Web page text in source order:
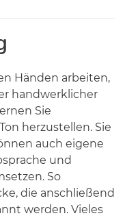
Händen arbeiten,
handwerklicher
Sie
herzustellen. Sie
auch eigene
und
So
die anschließend
werden. Vieles